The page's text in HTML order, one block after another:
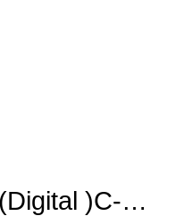
)C-…